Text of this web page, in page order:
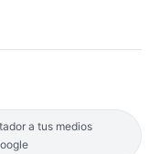
a tus medios